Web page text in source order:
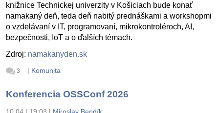
knižnice Technickej univerzity v Košiciach bude konať
namakaný deň, teda deň nabitý prednáškami a workshopmi
o vzdelávaní v IT, programovaní, mikrokontroléroch, AI,
bezpečnosti, IoT a o ďalších témach.
Zdroj: namakanyden.sk
3 | Komunita
Konferencia OSSConf 2026
10.04 | 19:03 | Miroslav Bendík